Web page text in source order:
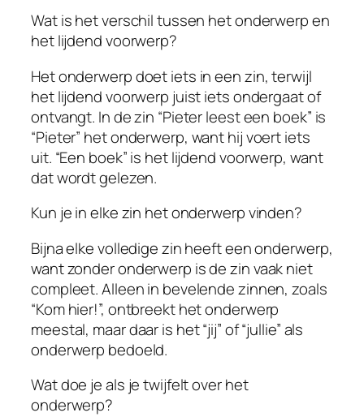
Wat is het verschil tussen het onderwerp en
het lijdend voorwerp?
Het onderwerp doet iets in een zin, terwijl
het lijdend voorwerp juist iets ondergaat of
ontvangt. In de zin “Pieter leest een boek” is
“Pieter” het onderwerp, want hij voert iets
uit. “Een boek” is het lijdend voorwerp, want
dat wordt gelezen.
Kun je in elke zin het onderwerp vinden?
Bijna elke volledige zin heeft een onderwerp,
want zonder onderwerp is de zin vaak niet
compleet. Alleen in bevelende zinnen, zoals
“Kom hier!”, ontbreekt het onderwerp
meestal, maar daar is het “jij” of “jullie” als
onderwerp bedoeld.
Wat doe je als je twijfelt over het
onderwerp?